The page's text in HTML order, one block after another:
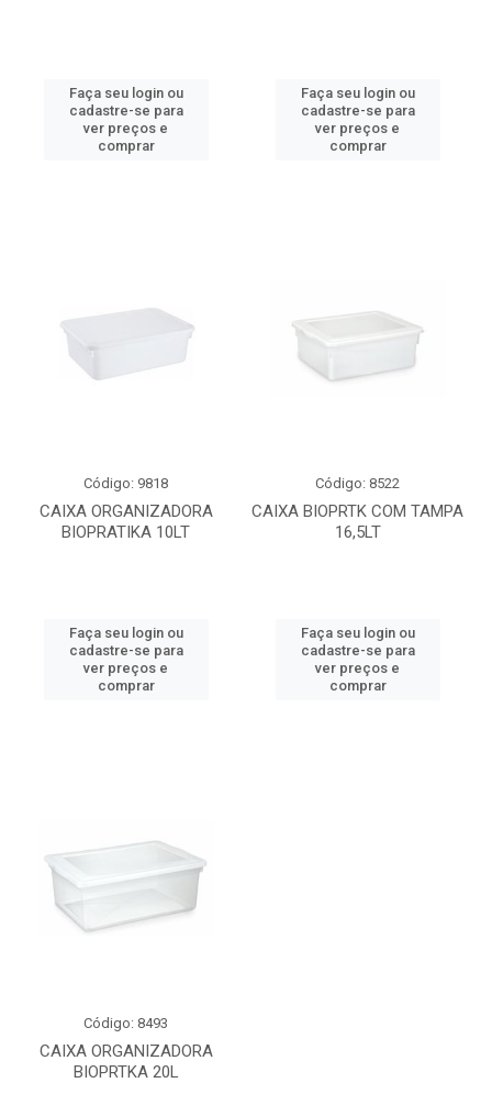
Faça seu login ou
cadastre-se para
ver preços e
comprar
Faça seu login ou
cadastre-se para
ver preços e
comprar
CAIXA ORGANIZADORA
BIOPRATIKA 10LT
Código: 9818
Faça seu login ou
cadastre-se para
ver preços e
comprar
CAIXA BIOPRTK COM TAMPA
16,5LT
Código: 8522
Faça seu login ou
cadastre-se para
ver preços e
comprar
CAIXA ORGANIZADORA
BIOPRTKA 20L
Código: 8493